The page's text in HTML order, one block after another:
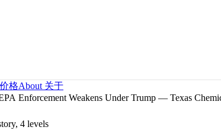
价格About 关于
Enforcement Weakens Under Trump — Texas
4 levels